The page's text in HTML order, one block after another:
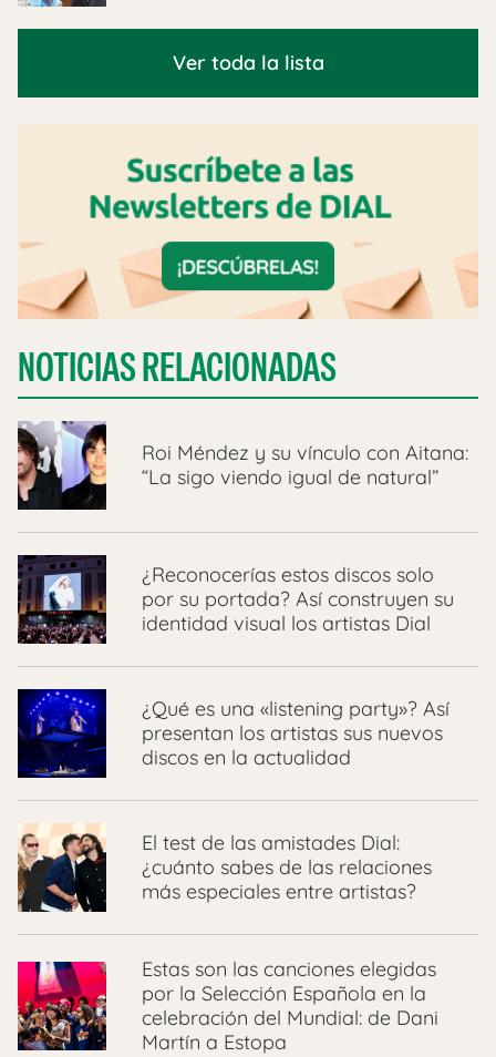
Ver toda la lista
NOTICIAS RELACIONADAS
Roi Méndez y su vínculo con Aitana:
“La sigo viendo igual de natural”
¿Reconocerías estos discos solo
por su portada? Así construyen su
identidad visual los artistas Dial
¿Qué es una «listening party»? Así
presentan los artistas sus nuevos
discos en la actualidad
El test de las amistades Dial:
¿cuánto sabes de las relaciones
más especiales entre artistas?
Estas son las canciones elegidas
por la Selección Española en la
celebración del Mundial: de Dani
Martín a Estopa